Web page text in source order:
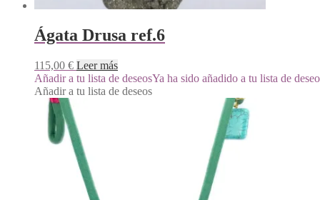
Ágata Drusa ref.6
115,00 € Leer más
Añadir a tu lista de deseosYa ha sido añadido a tu lista de
Añadir a tu lista de deseos